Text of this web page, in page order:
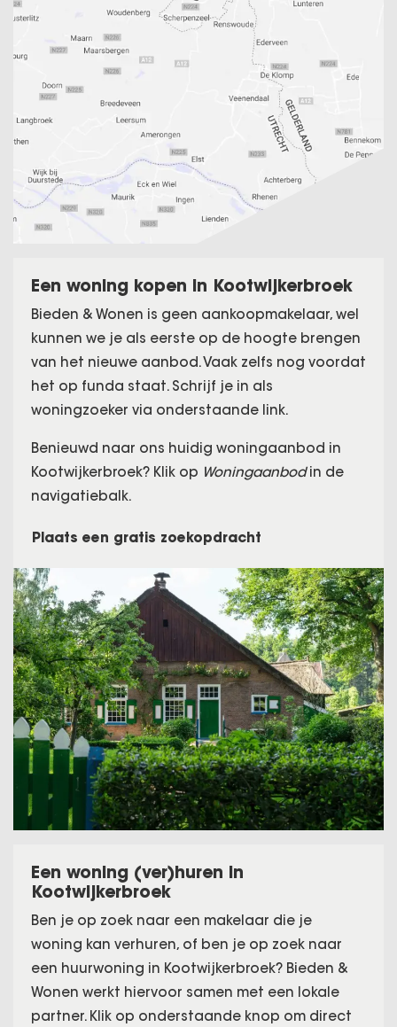
Een woning kopen in Kootwijkerbroek
Bieden & Wonen is geen aankoopmakelaar, wel
kunnen we je als eerste op de hoogte brengen
van het nieuwe aanbod. Vaak zelfs nog voordat
het op funda staat. Schrijf je in als
woningzoeker via onderstaande link.
Benieuwd naar ons huidig woningaanbod in
Kootwijkerbroek? Klik op Woningaanbodin de
navigatiebalk.
Plaats een gratis zoekopdracht
Een woning (ver)huren in
Kootwijkerbroek
Ben je op zoek naar een makelaar die je
woning kan verhuren, of ben je op zoek naar
een huurwoning in Kootwijkerbroek? Bieden &
Wonen werkt hiervoor samen met een lokale
partner. Klik op onderstaande knop om direct